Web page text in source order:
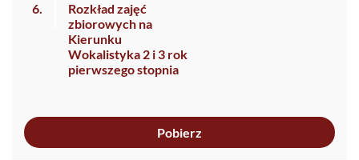
6.
Rozkład zajęć
zbiorowych na
Kierunku
Wokalistyka 2 i 3 rok
pierwszego stopnia
Pobierz